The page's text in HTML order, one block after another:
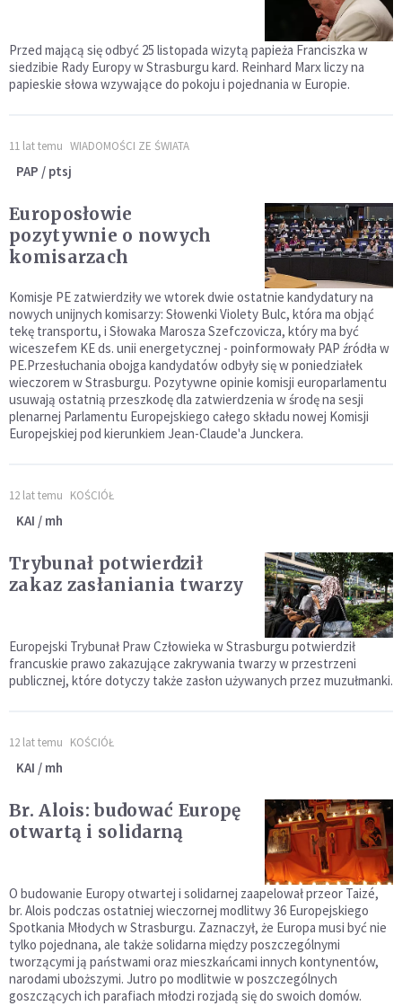
Przed mającą się odbyć 25 listopada wizytą papieża Franciszka w
siedzibie Rady Europy w Strasburgu kard. Reinhard Marx liczy na
papieskie słowa wzywające do pokoju i pojednania w Europie.
11 lat temu WIADOMOŚCI ZE ŚWIATA
PAP / ptsj
Europosłowie
pozytywnie o nowych
komisarzach
Komisje PE zatwierdziły we wtorek dwie ostatnie kandydatury na
nowych unijnych komisarzy: Słowenki Violety Bulc, która ma objąć
tekę transportu, i Słowaka Marosza Szefczovicza, który ma być
wiceszefem KE ds. unii energetycznej - poinformowały PAP źródła w
PE.Przesłuchania obojga kandydatów odbyły się w poniedziałek
wieczorem w Strasburgu. Pozytywne opinie komisji europarlamentu
usuwają ostatnią przeszkodę dla zatwierdzenia w środę na sesji
plenarnej Parlamentu Europejskiego całego składu nowej Komisji
Europejskiej pod kierunkiem Jean-Claude'a Junckera.
12 lat temu KOŚCIÓŁ
KAI / mh
Trybunał potwierdził
zakaz zasłaniania twarzy
Europejski Trybunał Praw Człowieka w Strasburgu potwierdził
francuskie prawo zakazujące zakrywania twarzy w przestrzeni
publicznej, które dotyczy także zasłon używanych przez muzułmanki.
12 lat temu KOŚCIÓŁ
KAI / mh
Br. Alois: budować Europę
otwartą i solidarną
O budowanie Europy otwartej i solidarnej zaapelował przeor Taizé,
br. Alois podczas ostatniej wieczornej modlitwy 36 Europejskiego
Spotkania Młodych w Strasburgu. Zaznaczył, że Europa musi być nie
tylko pojednana, ale także solidarna między poszczególnymi
tworzącymi ją państwami oraz mieszkańcami innych kontynentów,
narodami uboższymi. Jutro po modlitwie w poszczególnych
goszczących ich parafiach młodzi rozjadą się do swoich domów.